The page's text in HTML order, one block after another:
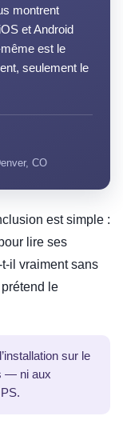
montrent
et Android
est le
seulement le
CO
est simple :
lire ses
il vraiment sans
le
sur le
— ni aux